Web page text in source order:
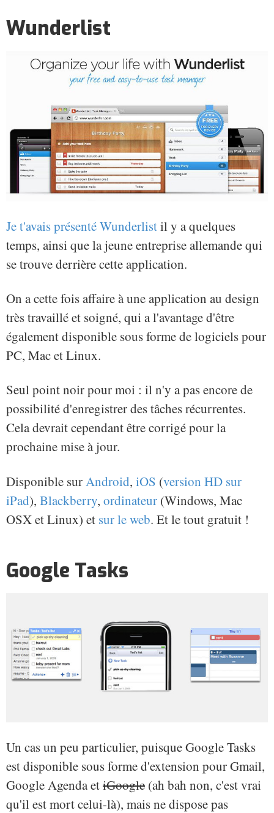
Wunderlist
Je t'avais présenté Wunderlistil y a quelques
temps, ainsi que la jeune entreprise allemande qui
se trouve derrière cette application.
On a cette fois affaire à une application au design
très travaillé et soigné, qui a l'avantage d'être
également disponible sous forme de logiciels pour
PC, Mac et Linux.
Seul point noir pour moi : il n'y a pas encore de
possibilité d'enregistrer des tâches récurrentes.
Cela devrait cependant être corrigé pour la
prochaine mise à jour.
Disponible sur Android, iOS (version HD sur
iPad), Blackberry, ordinateur (Windows, Mac
OSX et Linux) et sur le web. Et le tout gratuit !
Google Tasks
Un cas un peu particulier, puisque Google Tasks
est disponible sous forme d'extension pour Gmail,
Google Agenda etiGoogle (ah bah non, c'est vrai
qu'il est mort celui-là), mais ne dispose pas